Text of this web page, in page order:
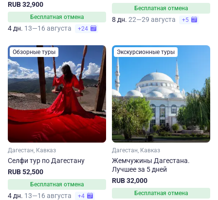
RUB 32,900
Бесплатная отмена
4 дн. 13—16 августа +24
Бесплатная отмена
8 дн. 22—29 августа +5
Обзорные туры
Дагестан, Кавказ
Селфи тур по Дагестану
RUB 52,500
Бесплатная отмена
4 дн. 13—16 августа +4
Экскурсионные туры
Дагестан, Кавказ
Жемчужины Дагестана.
Лучшее за 5 дней
RUB 32,000
Бесплатная отмена